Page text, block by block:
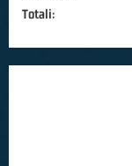
Totali: